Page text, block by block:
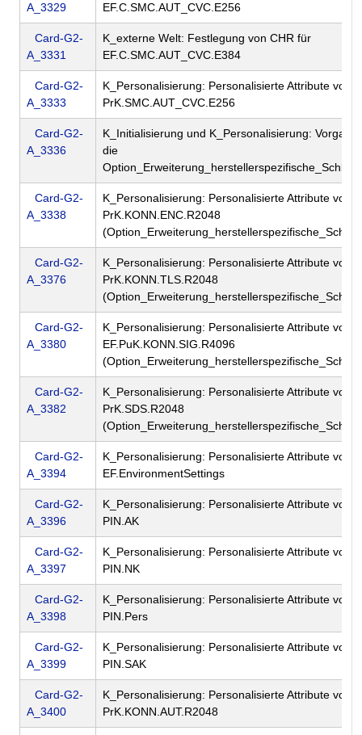
A_3329
EF.C.SMC.AUT_CVC.E256
Card-G2-
A_3331
K_externe Welt: Festlegung von CHR für
EF.C.SMC.AUT_CVC.E384
Card-G2-
A_3333
K_Personalisierung: Personalisierte Attribute von
PrK.SMC.AUT_CVC.E256
Card-G2-
A_3336
K_Initialisierung und K_Personalisierung:
die
Card-G2-
A_3338
K_Personalisierung: Personalisierte Attribute von
PrK.KONN.ENC.R2048
Card-G2-
A_3376
K_Personalisierung: Personalisierte Attribute von
PrK.KONN.TLS.R2048
Card-G2-
A_3380
K_Personalisierung: Personalisierte Attribute von
EF.PuK.KONN.SIG.R4096
Card-G2-
A_3382
K_Personalisierung: Personalisierte Attribute von
PrK.SDS.R2048
Card-G2-
A_3394
K_Personalisierung: Personalisierte Attribute von
EF.EnvironmentSettings
Card-G2-
A_3396
K_Personalisierung: Personalisierte Attribute von
PIN.AK
Card-G2-
A_3397
K_Personalisierung: Personalisierte Attribute von
PIN.NK
Card-G2-
A_3398
K_Personalisierung: Personalisierte Attribute von
PIN.Pers
Card-G2-
A_3399
K_Personalisierung: Personalisierte Attribute von
PIN.SAK
Card-G2-
A_3400
K_Personalisierung: Personalisierte Attribute von
PrK.KONN.AUT.R2048